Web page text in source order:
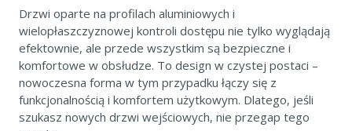
Drzwi oparte na profilach aluminiowych i
wielopłaszczyznowej kontroli dostępu nie tylko wyglądają
efektownie, ale przede wszystkim są bezpieczne i
komfortowe w obsłudze. To design w czystej postaci –
nowoczesna forma w tym przypadku łączy się z
funkcjonalnością i komfortem użytkowym. Dlatego, jeśli
szukasz nowych drzwi wejściowych, nie przegap tego